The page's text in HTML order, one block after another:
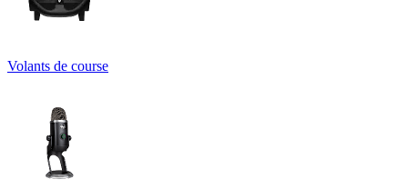
Volants de course